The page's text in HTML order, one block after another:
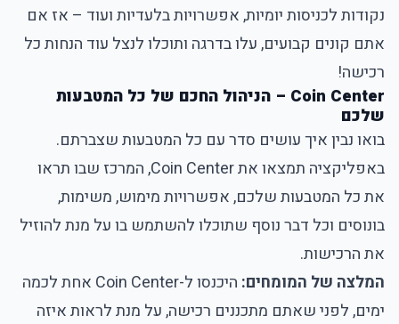
נקודות לכניסות יומיות, אפשרויות בלעדיות ועוד – אז אם
אתם קונים קבועים, עלו בדרגה ותוכלו לנצל עוד הנחות כל
רכישה!
Coin Center – הניהול החכם של כל המטבעות
שלכם
בואו נבין איך עושים סדר עם כל המטבעות שצברתם.
באפליקציה תמצאו את Coin Center, המרכז שבו תראו
את כל המטבעות שלכם, אפשרויות מימוש, משימות,
בונוסים וכל דבר נוסף שתוכלו להשתמש בו על מנת להוזיל
את הרכישות.
המלצה של המומחים:
היכנסו ל-Coin Center אחת לכמה
ימים, לפני שאתם מתכננים רכישה, על מנת לראות איזה